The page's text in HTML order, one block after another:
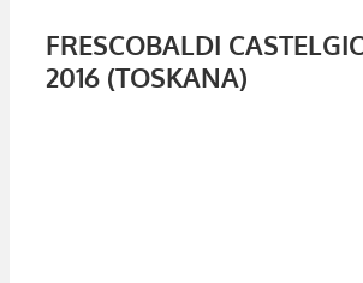
FRESCOBALDI
2016 (TOSKANA)